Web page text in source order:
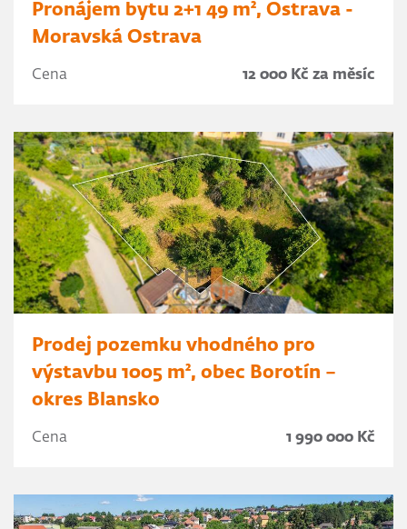
Pronájem bytu 2+1 49 m², Ostrava -
Moravská Ostrava
Cena 12 000 Kč za měsíc
Prodej pozemku vhodného pro
výstavbu 1005 m², obec Borotín –
okres Blansko
Cena 1 990 000 Kč